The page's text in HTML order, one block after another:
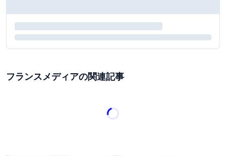
フランスメディアの関連記事